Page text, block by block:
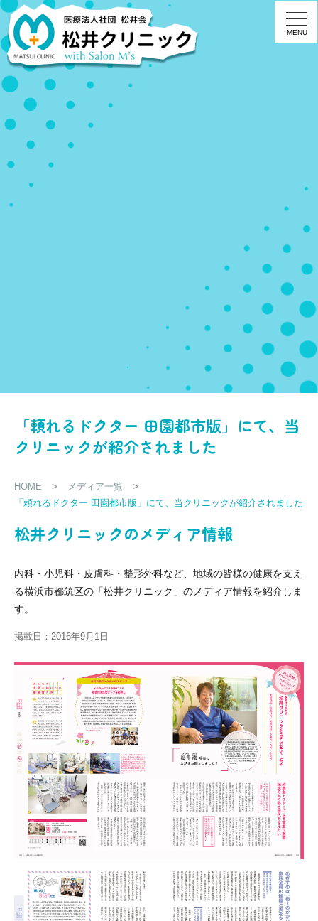
「頼れるドクター 田園都市版」にて、当
クリニックが紹介されました
HOME > メディア一覧
>
「頼れるドクター 田園都市版」にて、当クリニックが紹介されました
松井クリニックのメディア情報
内科・小児科・皮膚科・整形外科など、地域の皆様の健康を支え
る横浜市都筑区の「松井クリニック」のメディア情報を紹介しま
す。
掲載日：2016年9月1日